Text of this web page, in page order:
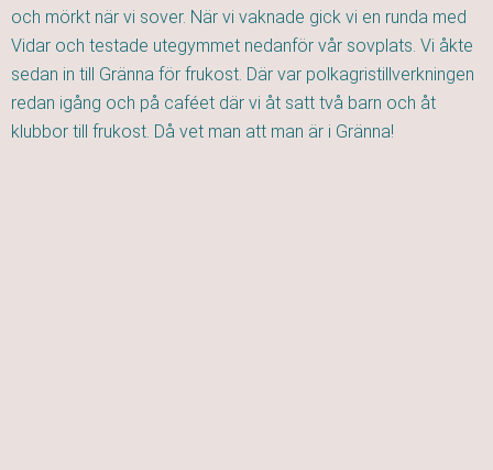
och mörkt när vi sover. När vi vaknade gick vi en runda med
Vidar och testade utegymmet nedanför vår sovplats. Vi åkte
sedan in till Gränna för frukost. Där var polkagristillverkningen
redan igång och på caféet där vi åt satt två barn och åt
klubbor till frukost. Då vet man att man är i Gränna!